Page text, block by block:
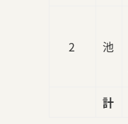
2 池
計